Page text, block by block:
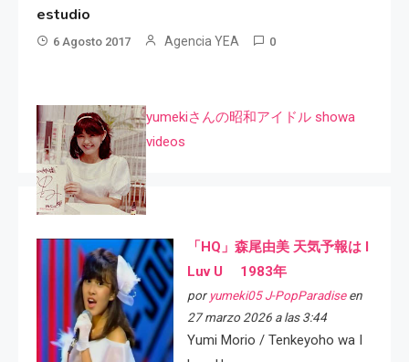
estudio
6 Agosto 2017 Agencia YEA 0
yumekiさんの昭和アイドル showa
videos
「HQ」森尾由美 天気予報は I
Luv U 1983年
por yumeki05 J-PopParadiseen
27 marzo 2026 a las 3:44
Yumi Morio / Tenkeyoho wa I